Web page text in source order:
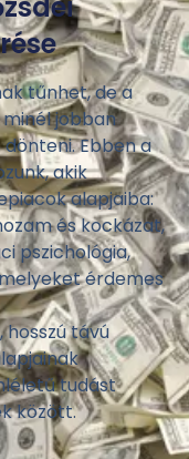
tűnhet, de a
jobban
Ebben a
akik
alapjaiba:
és kockázat,
pszichológia,
érdemes
hosszú távú
tudást
között.